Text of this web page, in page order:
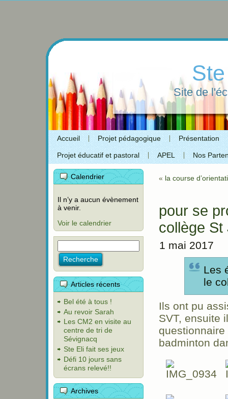
Site de
Accueil Projet pédagogique Présentation
Projet éducatif et pastoral APEL Nos
Calendrier
Il n’y a aucun évènement
à venir.
Voir le calendrier
Articles récents
Bel été à tous !
Au revoir Sarah
Les CM2 en visite au
centre de tri de
Sévignacq
Ste Eli fait ses jeux
Défi 10 jours sans
écrans relevé!!
Archives
« la course
pour se
collège St
1 mai 2017
Les
le
Ils ont pu
SVT, ensuite
questionnaire
badminton